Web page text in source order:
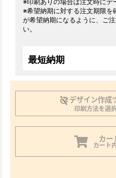
※希望納期に対する注文期限を
が希望納期になるように、ご
い。
最短納期
デザイン作成
印刷方法を選
カー
カート